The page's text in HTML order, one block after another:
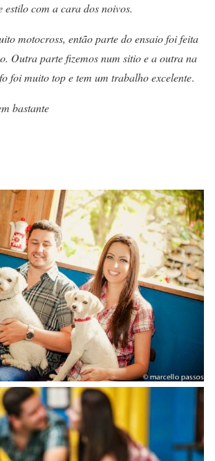
estilo com a cara dos noivos.
motocross, então parte do ensaio foi feita
Outra parte fizemos num sitio e a outra na
foi muito top e tem um trabalho excelente.
bastante